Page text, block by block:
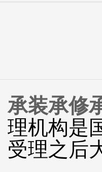
承装承修
理机构是
受理之后